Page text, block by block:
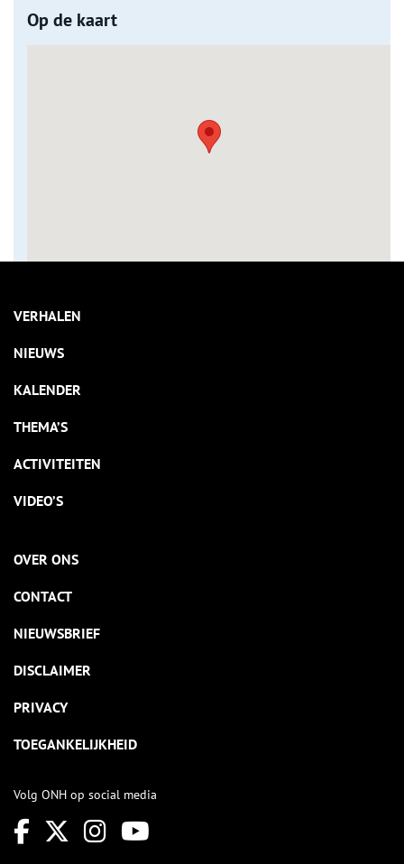
Op de kaart
VERHALEN
NIEUWS
KALENDER
THEMA’S
ACTIVITEITEN
VIDEO’S
OVER ONS
CONTACT
NIEUWSBRIEF
DISCLAIMER
PRIVACY
TOEGANKELIJKHEID
Volg ONH op social media